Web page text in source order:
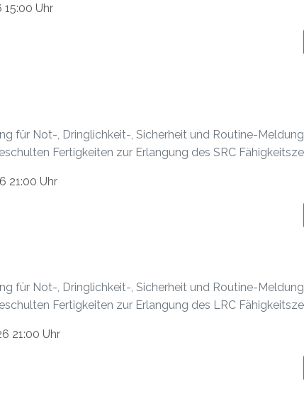
15:00 Uhr
für Not-, Dringlichkeit-, Sicherheit und Routine-
Fertigkeiten zur Erlangung des SRC
21:00 Uhr
für Not-, Dringlichkeit-, Sicherheit und Routine-
Fertigkeiten zur Erlangung des LRC
21:00 Uhr